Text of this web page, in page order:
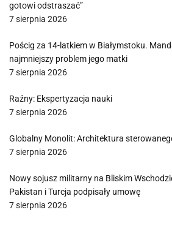
gotowi odstraszać”
7 sierpnia 2026
Pościg za 14-latkiem w Białymstoku.
najmniejszy problem jego matki
7 sierpnia 2026
Raźny: Ekspertyzacja nauki
7 sierpnia 2026
Globalny Monolit: Architektura
7 sierpnia 2026
Nowy sojusz militarny na Bliskim
Pakistan i Turcja podpisały umowę
7 sierpnia 2026